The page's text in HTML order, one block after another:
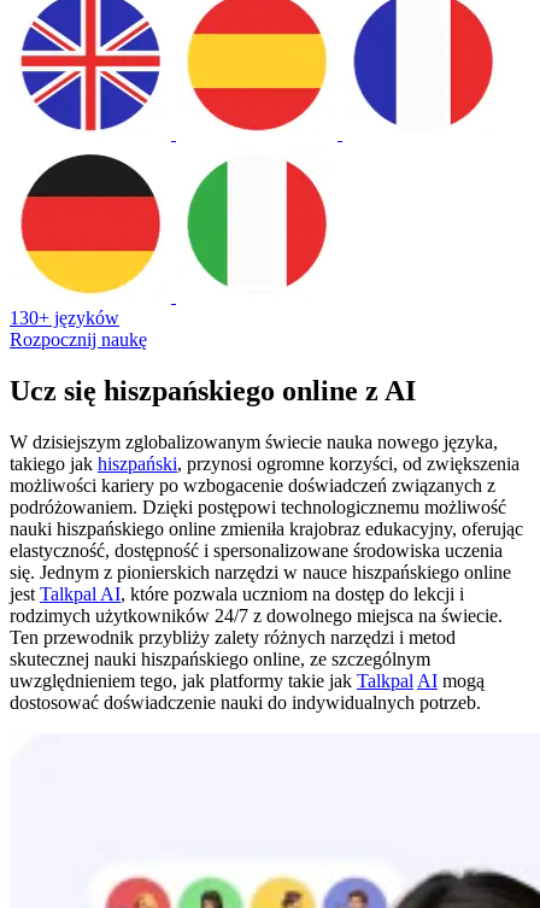
130+ języków
Rozpocznij naukę
Ucz się hiszpańskiego online z AI
W dzisiejszym zglobalizowanym świecie nauka nowego języka,
takiego jak hiszpański, przynosi ogromne korzyści, od zwiększenia
możliwości kariery po wzbogacenie doświadczeń związanych z
podróżowaniem. Dzięki postępowi technologicznemu możliwość
nauki hiszpańskiego online zmieniła krajobraz edukacyjny, oferując
elastyczność, dostępność i spersonalizowane środowiska uczenia
się. Jednym z pionierskich narzędzi w nauce hiszpańskiego online
jest Talkpal AI, które pozwala uczniom na dostęp do lekcji i
rodzimych użytkowników 24/7 z dowolnego miejsca na świecie.
Ten przewodnik przybliży zalety różnych narzędzi i metod
skutecznej nauki hiszpańskiego online, ze szczególnym
uwzględnieniem tego, jak platformy takie jak Talkpal AI mogą
dostosować doświadczenie nauki do indywidualnych potrzeb.